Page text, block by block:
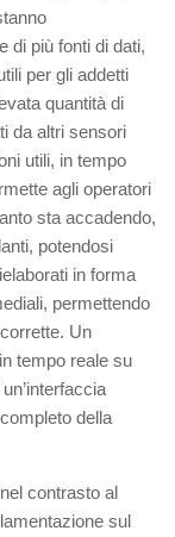
di più fonti di dati,
per gli addetti
quantità di
da altri sensori
utili, in tempo
agli operatori
sta accadendo,
potendosi
in forma
permettendo
Un
tempo reale su
della
contrasto al
sul